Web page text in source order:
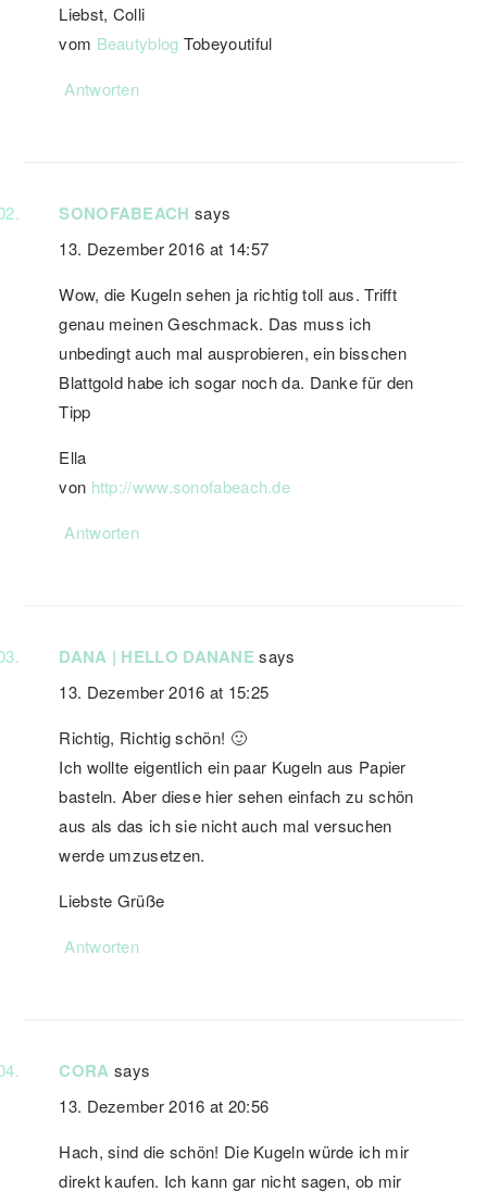
Liebst, Colli
vom Beautyblog Tobeyoutiful
Antworten
SONOFABEACH says
13. Dezember 2016 at 14:57
Wow, die Kugeln sehen ja richtig toll aus. Trifft
genau meinen Geschmack. Das muss ich
unbedingt auch mal ausprobieren, ein bisschen
Blattgold habe ich sogar noch da. Danke für den
Tipp
Ella
von http://www.sonofabeach.de
Antworten
DANA | HELLO DANANE says
13. Dezember 2016 at 15:25
Richtig, Richtig schön! 🙂
Ich wollte eigentlich ein paar Kugeln aus Papier
basteln. Aber diese hier sehen einfach zu schön
aus als das ich sie nicht auch mal versuchen
werde umzusetzen.
Liebste Grüße
Antworten
CORA says
13. Dezember 2016 at 20:56
Hach, sind die schön! Die Kugeln würde ich mir
direkt kaufen. Ich kann gar nicht sagen, ob mir